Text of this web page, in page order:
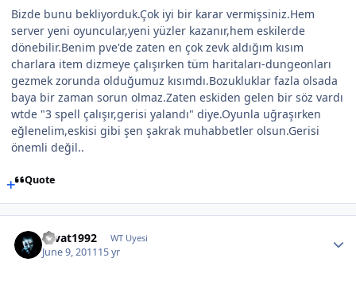
Bizde bunu bekliyorduk.Çok iyi bir karar vermişsiniz.Hem
server yeni oyuncular,yeni yüzler kazanır,hem eskilerde
dönebilir.Benim pve'de zaten en çok zevk aldığım kısım
charlara item dizmeye çalışırken tüm haritaları-dungeonları
gezmek zorunda olduğumuz kısımdı.Bozukluklar fazla olsada
baya bir zaman sorun olmaz.Zaten eskiden gelen bir söz vardı
wtde "3 spell çalışır,gerisi yalandı" diye.Oyunla uğraşırken
eğlenelim,eskisi gibi şen şakrak muhabbetler olsun.Gerisi
önemli değil..
Quote
cevat1992 WT Uyesi
June 9, 201115 yr